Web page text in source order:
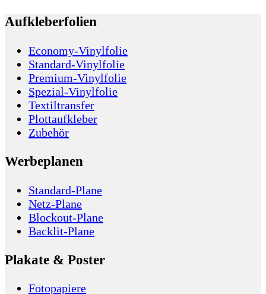
Aufkleberfolien
Economy-Vinylfolie
Standard-Vinylfolie
Premium-Vinylfolie
Spezial-Vinylfolie
Textiltransfer
Plottaufkleber
Zubehör
Werbeplanen
Standard-Plane
Netz-Plane
Blockout-Plane
Backlit-Plane
Plakate & Poster
Fotopapiere